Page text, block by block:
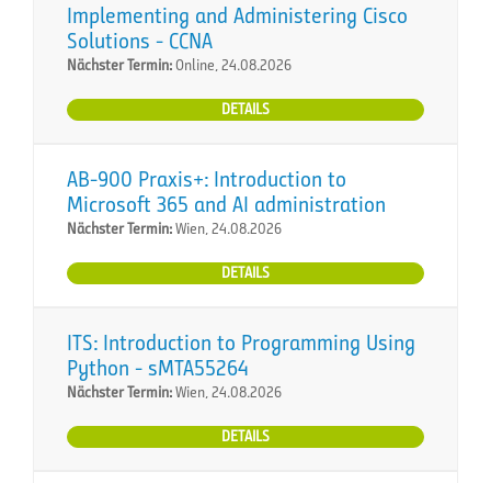
Implementing and Administering Cisco
Solutions - CCNA
Nächster Termin:Online, 24.08.2026
DETAILS
AB-900 Praxis+: Introduction to
Microsoft 365 and AI administration
Nächster Termin:Wien, 24.08.2026
DETAILS
ITS: Introduction to Programming Using
Python - sMTA55264
Nächster Termin:Wien, 24.08.2026
DETAILS